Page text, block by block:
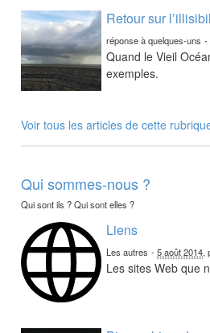
Retour sur
réponse à quelques-uns -
Quand le Vieil
exemples.
Voir tous les articles de cette
Qui sommes-nous ?
Qui sont ils ? Qui sont elles ?
Liens
Les autres -5 août 2014,
Les sites Web que